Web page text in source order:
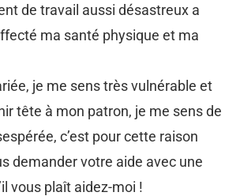
de travail aussi désastreux a
ma santé physique et ma
je me sens très vulnérable et
tête à mon patron, je me sens de
c’est pour cette raison
demander votre aide avec une
vous plaît aidez-moi !